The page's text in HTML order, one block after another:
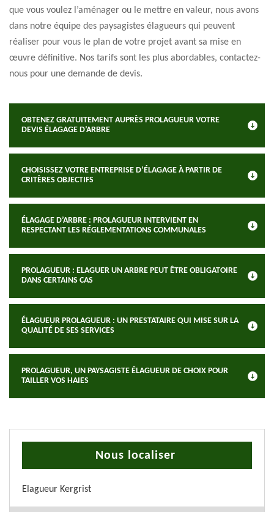
que vous voulez l’aménager ou le mettre en valeur, nous avons
dans notre équipe des paysagistes élagueurs qui peuvent
réaliser pour vous le plan de votre projet avant sa mise en
œuvre définitive. Nos tarifs sont les plus abordables, contactez-
nous pour une demande de devis.
OBTENEZ GRATUITEMENT AUPRÈS PROLAGUEUR VOTRE
DEVIS ÉLAGAGE D’ARBRE
CHOISISSEZ VOTRE ENTREPRISE D’ÉLAGAGE À PARTIR DE
CRITÈRES OBJECTIFS
ÉLAGAGE D’ARBRE : PROLAGUEUR INTERVIENT EN
RESPECTANT LES RÉGLEMENTATIONS COMMUNALES
PROLAGUEUR : ELAGUER UN ARBRE PEUT ÊTRE OBLIGATOIRE
DANS CERTAINS CAS
ÉLAGUEUR PROLAGUEUR : UN PRESTATAIRE QUI MISE SUR LA
QUALITÉ DE SES SERVICES
PROLAGUEUR, UN PAYSAGISTE ÉLAGUEUR DE CHOIX POUR
TAILLER VOS HAIES
Nous localiser
Elagueur Kergrist